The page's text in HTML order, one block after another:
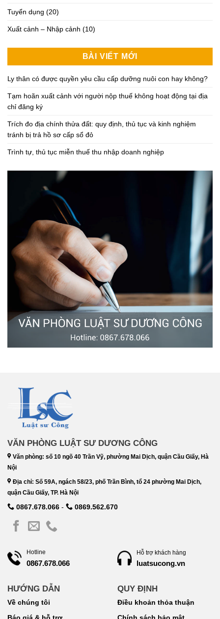
Tuyển dụng (20)
Xuất cảnh – Nhập cảnh (10)
BÀI VIẾT MỚI
Ly thân có được quyền yêu cầu cấp dưỡng nuôi con hay không?
Tạm hoãn xuất cảnh với người nộp thuế không hoạt động tại địa
chỉ đăng ký
Trích đo địa chính thửa đất: quy định, thủ tục và kinh nghiệm
tránh bị trả hồ sơ cấp sổ đỏ
Trình tự, thủ tục miễn thuế thu nhập doanh nghiệp
VĂN PHÒNG LUẬT SƯ DƯƠNG CÔNG
Văn phòng: số 10 ngõ 40 Trần Vỹ, phường Mai Dịch, quận Cầu Giấy, Hà
Nội
Địa chỉ: Số 59A, ngách 58/23, phố Trần Bình, tổ 24 phường Mai Dịch,
quận Cầu Giấy, TP. Hà Nội
0867.678.066 - 0869.562.670
Hotline
0867.678.066
HƯỚNG DẪN
Về chúng tôi
Báo giá & hỗ trợ
Hỗ trợ khách hàng
luatsucong.vn
QUY ĐỊNH
Điều khoản thỏa thuận
Chính sách bảo mật